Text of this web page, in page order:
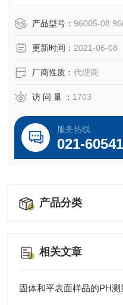
认证：符合 FDA-
温度范围：-320 至 500°F
产品型号： 96005-08
更新时间： 2021-06-08
厂商性质： 代理商
访 问 量 ： 1703
服务热线
021-
产品分类
相关文章
固体和平表面样品的PH测